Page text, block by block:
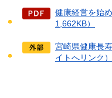
健康経営を始
1,662KB）
宮崎県健康長
イトへリンク）